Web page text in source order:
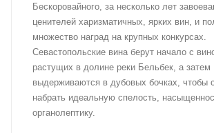
Бескоровайного, за несколько лет
ценителей харизматичных, ярких вин, и
множество наград на крупных конкурсах.
Севастопольские вина берут начало с
растущих в долине реки Бельбек, а затем
выдерживаются в дубовых бочках, чтобы
набрать идеальную спелость,
органолептику.